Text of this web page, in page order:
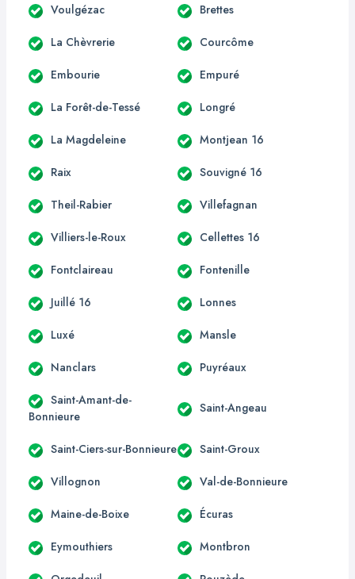
Voulgézac Brettes
La Chèvrerie Courcôme
Embourie Empuré
La Forêt-de-Tessé Longré
La Magdeleine Montjean 16
Raix Souvigné 16
Theil-Rabier Villefagnan
Villiers-le-Roux Cellettes 16
Fontclaireau Fontenille
Juillé 16 Lonnes
Luxé Mansle
Nanclars Puyréaux
Saint-Amant-de-
Bonnieure
Saint-Angeau
Saint-Ciers-sur-Bonnieure Saint-Groux
Villognon Val-de-Bonnieure
Maine-de-Boixe Écuras
Eymouthiers Montbron